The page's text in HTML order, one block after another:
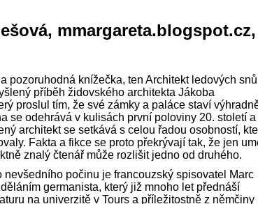
mmargareta.blogspot.cz,
pozoruhodná knížečka, ten Architekt ledových
příběh židovského architekta Jákoba
proslul tím, že své zámky a paláce staví
se odehrává v kulisách první poloviny 20. století a
architekt se setkává s celou řadou osobností,
Fakta a fikce se proto překrývají tak, že jen
znalý čtenář může rozlišit jedno od druhého.
nevšedního počinu je francouzský spisovatel Marc
germanista, který již mnoho let přednáší
na univerzitě v Tours a příležitostně z němčiny